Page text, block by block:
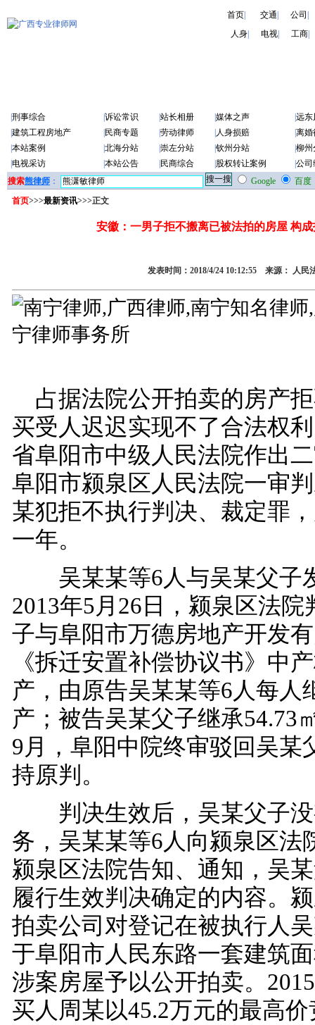
首页| 交通 公司
人身
电视 工商
刑事综合 诉讼常识 站长相册 媒体之声
远东
建筑工程房地产 民商专题 劳动律师 人身损赔
离婚
本站案例 北海分站 崇左分站 钦州分站
柳州
电视采访 本站公告 民商综合 股权转让案例
公司
搜索熊律师 ： Google
百度
首页>>>最新资讯>>>正文
安徽：一男子拒不搬离已被法拍的房屋 构
发表时间：2018/4/24 10:12:55 来源： 人民
占据法院公开拍卖的房产
买受人迟迟实现不了合法权
省阜阳市中级人民法院作出
阜阳市颍泉区人民法院一审
某犯拒不执行判决、裁定罪
一年。
吴某某等6人与吴某父子
2013年5月26日，颍泉区法
子与阜阳市万德房地产开发
《拆迁安置补偿协议书》中
产，由原告吴某某等6人每人
产；被告吴某父子继承54.73
9月，阜阳中院终审驳回吴某
持原判。
判决生效后，吴某父子没
务，吴某某等6人向颍泉区法
颍泉区法院告知、通知，吴
履行生效判决确定的内容。
拍卖公司对登记在被执行人
于阜阳市人民东路一套建筑
涉案房屋予以公开拍卖。
买人周某以45.2万元的最高